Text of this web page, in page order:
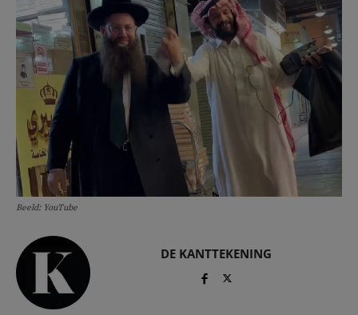
Beeld: YouTube
DE KANTTEKENING